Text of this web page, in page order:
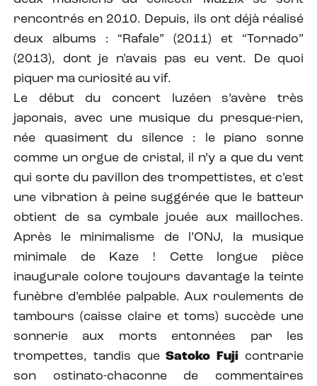
rencontrés en 2010. Depuis, ils ont déjà réalisé
deux albums : “Rafale” (2011) et “Tornado”
(2013), dont je n’avais pas eu vent. De quoi
piquer ma curiosité au vif.
Le début du concert luzéen s’avère très
japonais, avec une musique du presque-rien,
née quasiment du silence : le piano sonne
comme un orgue de cristal, il n’y a que du vent
qui sorte du pavillon des trompettistes, et c’est
une vibration à peine suggérée que le batteur
obtient de sa cymbale jouée aux mailloches.
Après le minimalisme de l’ONJ, la musique
minimale de Kaze ! Cette longue pièce
inaugurale colore toujours davantage la teinte
funèbre d’emblée palpable. Aux roulements de
tambours (caisse claire et toms) succède une
sonnerie aux morts entonnées par les
trompettes, tandis queSatoko Fuji contrarie
son ostinato-chaconne de commentaires